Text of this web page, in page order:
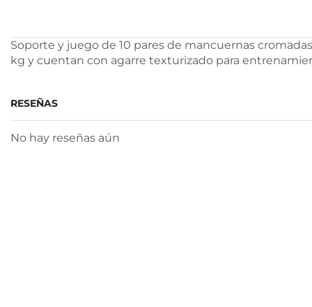
Soporte y juego de 10 pares de mancuernas
kg y cuentan con agarre texturizado para
RESEÑAS
No hay reseñas aún